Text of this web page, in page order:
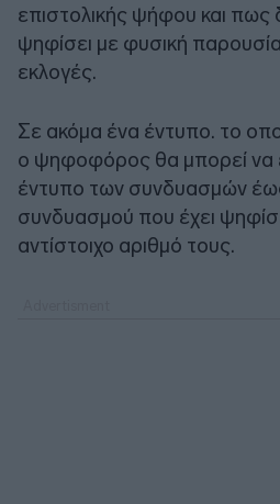
επιστολικής ψήφου και πως
ψηφίσει με φυσική παρουσία
εκλογές.
Σε ακόμα ένα έντυπο. το
ο ψηφοφόρος θα μπορεί να
έντυπο των συνδυασμών
συνδυασμού που έχει
αντίστοιχο αριθμό τους.